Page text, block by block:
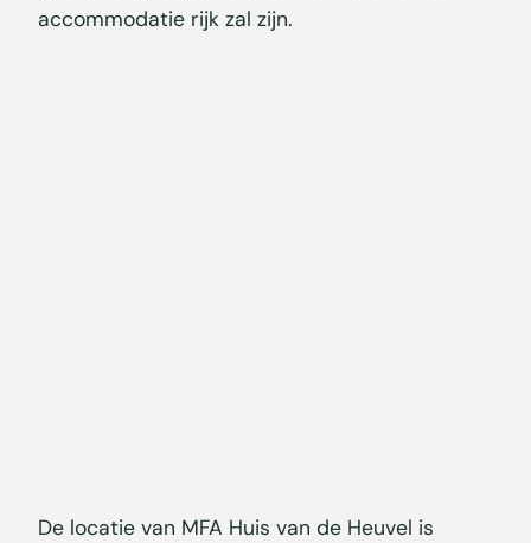
accommodatie rijk zal zijn.
De locatie van MFA Huis van de Heuvel is